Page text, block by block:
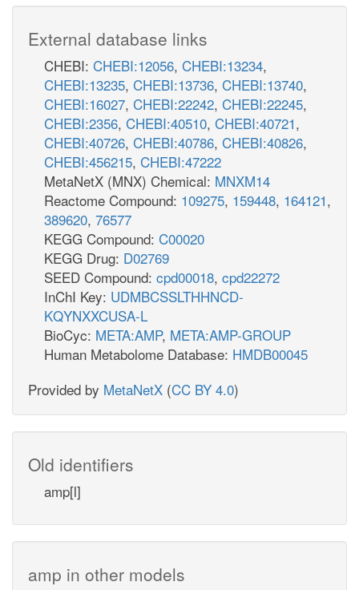
External database links
CHEBI: CHEBI:12056, CHEBI:13234,
CHEBI:13235, CHEBI:13736, CHEBI:13740,
CHEBI:16027, CHEBI:22242, CHEBI:22245,
CHEBI:2356, CHEBI:40510, CHEBI:40721,
CHEBI:40726, CHEBI:40786, CHEBI:40826,
CHEBI:456215, CHEBI:47222
MetaNetX (MNX) Chemical: MNXM14
Reactome Compound: 109275, 159448, 164121,
389620, 76577
KEGG Compound: C00020
KEGG Drug: D02769
SEED Compound: cpd00018, cpd22272
InChI Key: UDMBCSSLTHHNCD-
KQYNXXCUSA-L
BioCyc: META:AMP, META:AMP-GROUP
Human Metabolome Database: HMDB00045
Provided by MetaNetX (CC BY 4.0)
Old identifiers
amp[l]
amp in other models